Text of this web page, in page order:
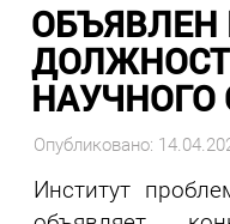
ОБЪЯВЛЕН
НАУЧНОГО
Опубликовано:
Институт